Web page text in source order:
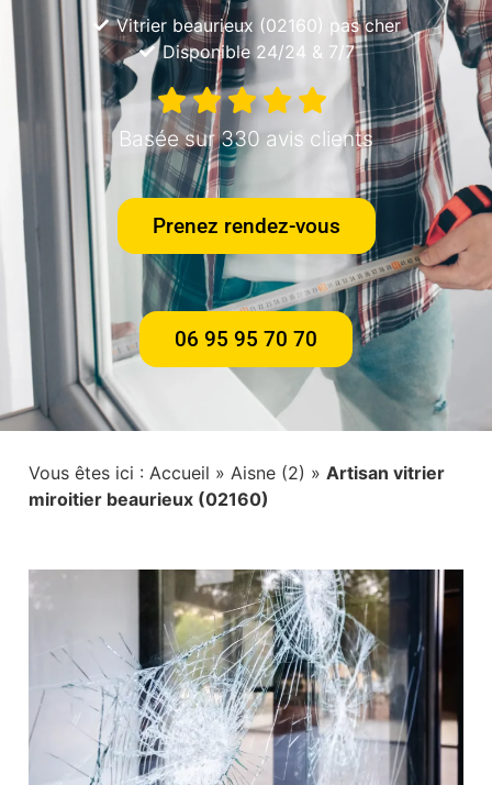
Vitrier beaurieux (02160) pas cher
Disponible 24/24 & 7/7
Basée sur 330 avis clients
Prenez rendez-vous
06 95 95 70 70
Vous êtes ici : Accueil » Aisne (2) » Artisan vitrier
miroitier beaurieux (02160)